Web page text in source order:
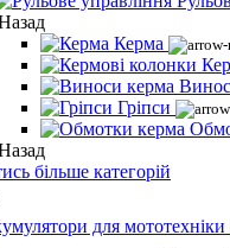
Керма
Гріпси
більше категорій
для мототехніки